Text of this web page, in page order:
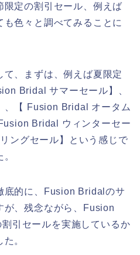
限定の割引セール、例えば
色々と調べてみることに
、まずは、例えば夏限定
Bridal サマーセール】、
、【 Fusion Bridal オータム
Bridal ウィンターセー
ングセール】という感じで
底的に、Fusion Bridalのサ
が、残念ながら、Fusion
引セールを実施しているか
。